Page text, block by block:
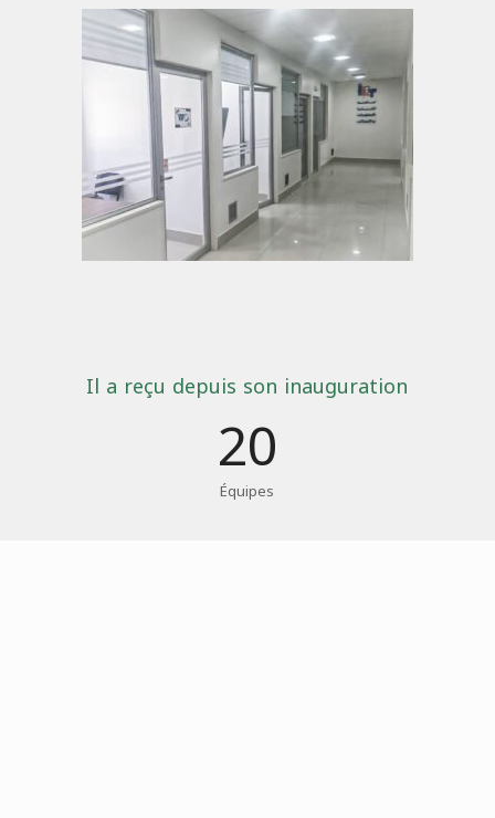
Il a reçu depuis son inauguration
20
Équipes